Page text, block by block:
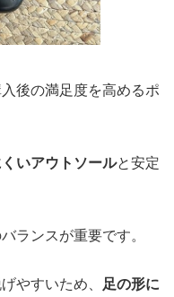
後の満足度を高めるポ
いアウトソールと安定
ランスが重要です。
やすいため、 足の形に